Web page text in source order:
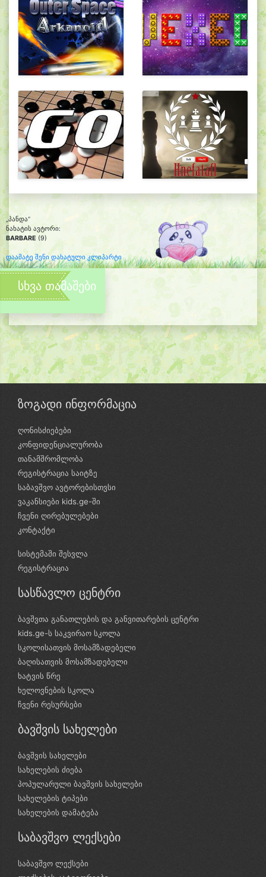
„პანდა“
ნახატის ავტორი:
BARBARE (9)
დაამატე შენი დახატული კლიპარტი
სხვა თამაშები
ზოგადი ინფორმაცია
ღონისძიებები
კონფიდენციალურობა
თანამშრომლობა
რეგისტრაცია საიტზე
საბავშვო ავტორებისთვსი
ვაკანსიები kids.ge-ში
ჩვენი ღირებულებები
კონტაქტი
სისტემაში შესვლა
რეგისტრაცია
სასწავლო ცენტრი
ბავშვთა განათლების და განვითარების ცენტრი
kids.ge-ს საკვირაო სკოლა
სკოლისათვის მოსამზადებელი
ბაღისათვის მოსამზადებელი
ხატვის წრე
ხელოვნების სკოლა
ჩვენი რესურსები
ბავშვის სახელები
ბავშვის სახელები
სახელების ძიება
პოპულარული ბავშვის სახელები
სახელების ტიპები
სახელების დამატება
საბავშვო ლექსები
საბავშვო ლექსები